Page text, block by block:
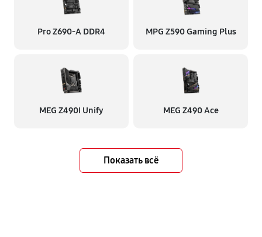
Pro Z690-A DDR4 MPG Z590 Gaming Plus
MEG Z490I Unify MEG Z490 Ace
Показать всё